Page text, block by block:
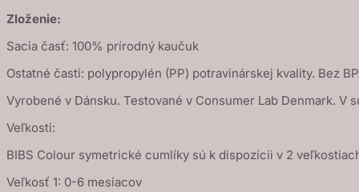
Mauve
Zloženie:
Sacia časť: 100% prírodný kaučuk
Ostatné časti: polypropylén (PP) potravinárskej kvality. Bez
Vyrobené v Dánsku. Testované v Consumer Lab Denmark. V
Veľkosti:
BIBS Colour symetrické cumlíky sú k dispozícii v 2
Veľkosť 1: 0-6 mesiacov